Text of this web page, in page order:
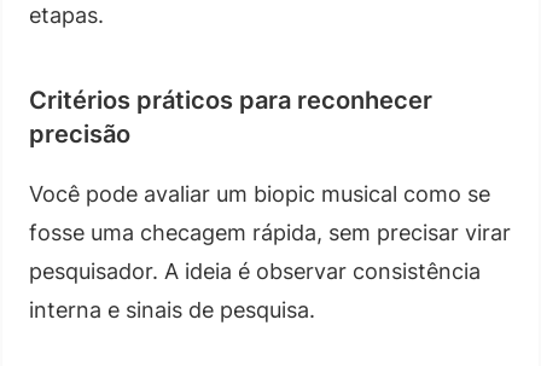
etapas.
Critérios práticos para reconhecer
precisão
Você pode avaliar um biopic musical como se
fosse uma checagem rápida, sem precisar virar
pesquisador. A ideia é observar consistência
interna e sinais de pesquisa.